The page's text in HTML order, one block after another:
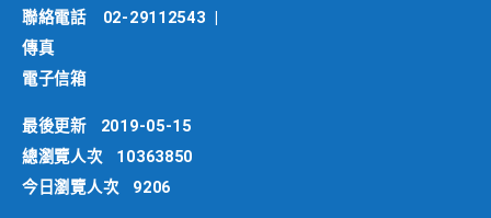
聯絡電話
02-29112543
傳真
電子信箱
最後更新
2019-05-15
總瀏覽人次
10363850
今日瀏覽人次
9206